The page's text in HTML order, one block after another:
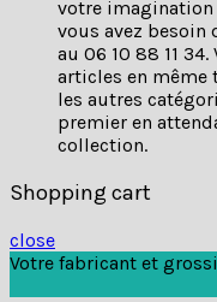
votre imagination
vous avez besoin
au 06 10 88 11
articles en même
les autres
premier en
collection.
Shopping cart
close
Votre fabricant et